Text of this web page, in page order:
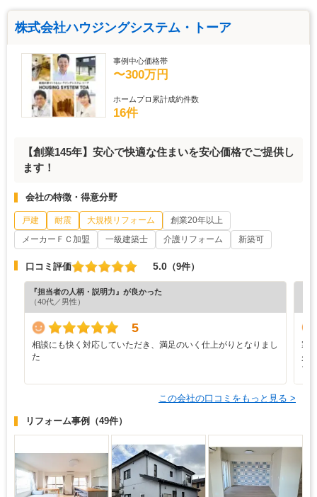
株式会社ハウジングシステム・トーア
事例中心価格帯
〜300万円
ホームプロ累計成約件数
16件
【創業145年】安心で快適な住まいを安心価格でご提供し
ます！
会社の特徴・得意分野
戸建 耐震 大規模リフォーム
創業20年以上
メーカーＦＣ加盟
一級建築士 介護リフォーム 新築可
口コミ評価 5.0 （9件）
『担当者の人柄・説明力』が良かった
（40代／男性）
5
相談にも快く対応していただき、満足のいく仕上がりとなりまし
た
寒
少
ブ
この会社の口コミをもっと見る >
リフォーム事例 （49件）